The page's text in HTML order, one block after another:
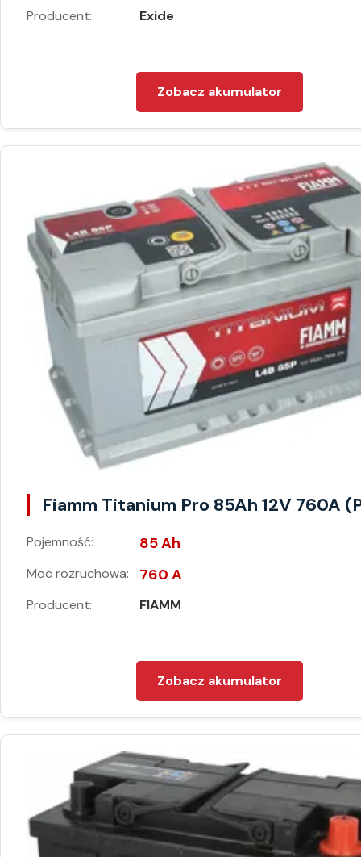
Producent: Exide
Zobacz akumulator
Fiamm Titanium Pro 85Ah 12V 760A
Pojemność: 85 Ah
Moc rozruchowa: 760 A
Producent: FIAMM
Zobacz akumulator